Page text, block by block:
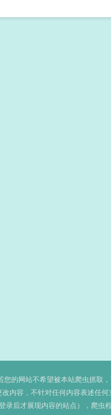
的网站不希望被本站爬虫抓取
内容，不针对任何内容表述任何
后才展现内容的站点），爬虫